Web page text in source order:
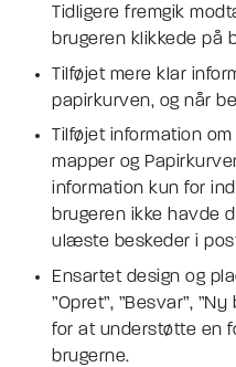
Tidligere fremgik
brugeren klikkede på
Tilføjet mere klar
papirkurven, og når
Tilføjet information
mapper og
information kun for
brugeren ikke havde
ulæste beskeder i
Ensartet design og
”Opret”, ”Besvar”, ”Ny
for at understøtte en
brugerne.